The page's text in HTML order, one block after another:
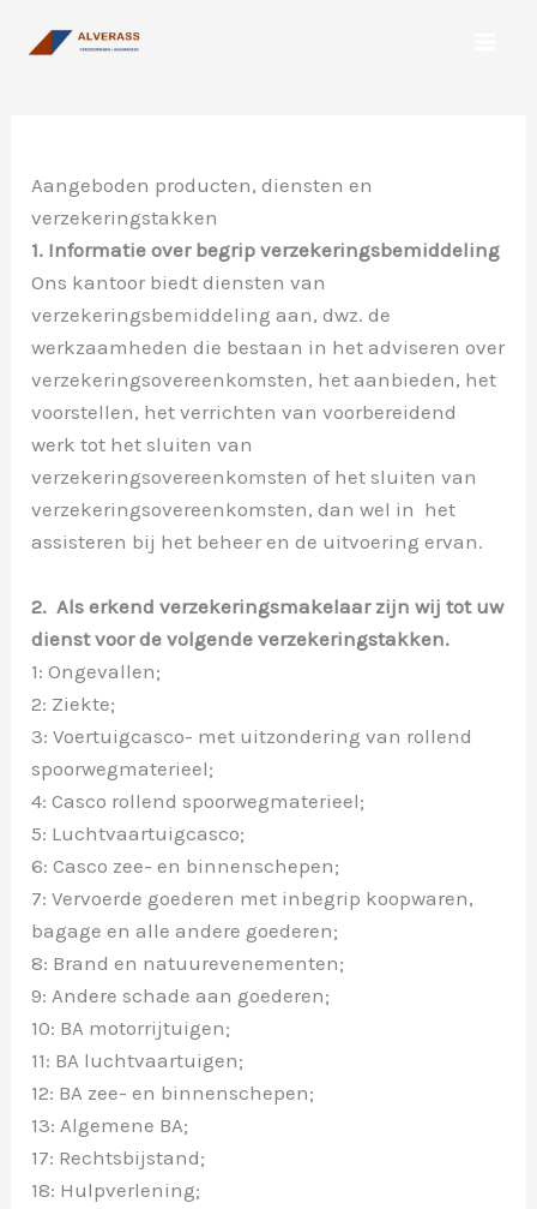
naar
Aangeboden producten, diensten en
verzekeringstakken
1. Informatie over begrip verzekeringsbemiddeling
Ons kantoor biedt diensten van
verzekeringsbemiddeling aan, dwz. de
werkzaamheden die bestaan in het adviseren over
verzekeringsovereenkomsten, het aanbieden, het
voorstellen, het verrichten van voorbereidend
werk tot het sluiten van
verzekeringsovereenkomsten of het sluiten van
verzekeringsovereenkomsten, dan wel in het
assisteren bij het beheer en de uitvoering ervan.
2. Als erkend verzekeringsmakelaar zijn wij tot uw
dienst voor de volgende verzekeringstakken.
1: Ongevallen;
2: Ziekte;
3: Voertuigcasco- met uitzondering van rollend
spoorwegmaterieel;
4: Casco rollend spoorwegmaterieel;
5: Luchtvaartuigcasco;
6: Casco zee- en binnenschepen;
7: Vervoerde goederen met inbegrip koopwaren,
bagage en alle andere goederen;
8: Brand en natuurevenementen;
9: Andere schade aan goederen;
10: BA motorrijtuigen;
11: BA luchtvaartuigen;
12: BA zee- en binnenschepen;
13: Algemene BA;
17: Rechtsbijstand;
18: Hulpverlening;